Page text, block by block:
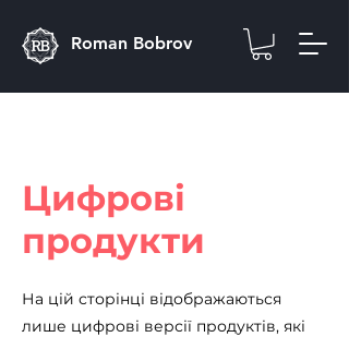
Roman Bobrov
Цифрові
продукти
На цій сторінці відображаються
лише цифрові версії продуктів, які